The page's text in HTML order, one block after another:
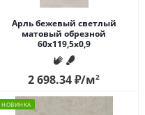
Арль бежевый светлый
матовый обрезной
60x119,5x0,9
2 698.34₽/м2
НОВИНКА